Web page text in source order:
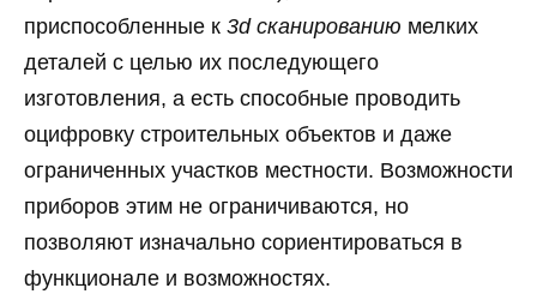
приспособленные к 3d сканированию мелких
деталей с целью их последующего
изготовления, а есть способные проводить
оцифровку строительных объектов и даже
ограниченных участков местности. Возможности
приборов этим не ограничиваются, но
позволяют изначально сориентироваться в
функционале и возможностях.